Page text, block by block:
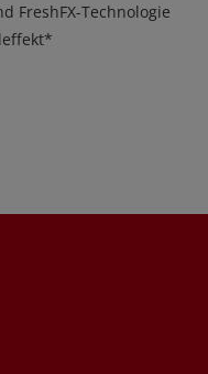
FreshFX-Technologie